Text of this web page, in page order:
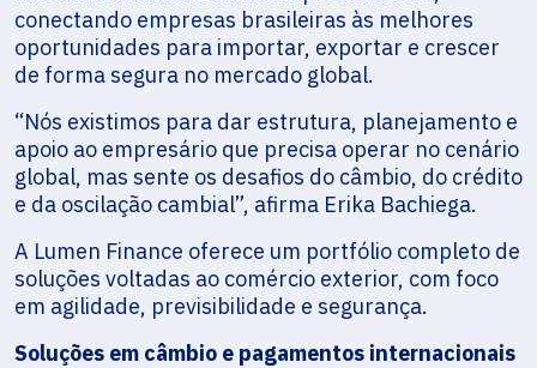
conectando empresas brasileiras às melhores
oportunidades para importar, exportar e crescer
de forma segura no mercado global.
“Nós existimos para dar estrutura, planejamento e
apoio ao empresário que precisa operar no cenário
global, mas sente os desafios do câmbio, do crédito
e da oscilação cambial”, afirma Erika Bachiega.
A Lumen Finance oferece um portfólio completo de
soluções voltadas ao comércio exterior, com foco
em agilidade, previsibilidade e segurança.
Soluções em câmbio e pagamentos internacionais